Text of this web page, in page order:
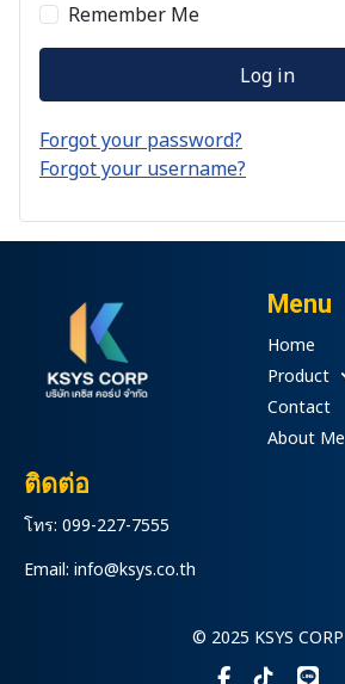
Remember Me
Log in
Forgot your password?
Forgot your username?
Menu
Home
Product
Contact
About Me
ติดต่อ
โทร: 099-227-7555
Email: info@ksys.co.th
© 2025 KSYS CORP